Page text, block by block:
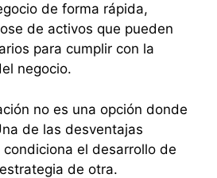
de forma rápida,
de activos que pueden
para cumplir con la
negocio.
no es una opción donde
de las desventajas
el desarrollo de
de otra.